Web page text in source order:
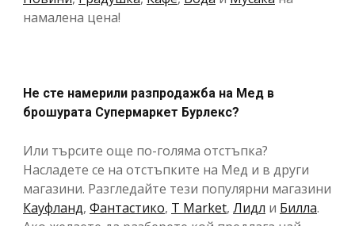
намалена цена!
Не сте намерили разпродажба на Мед в
брошурата Супермаркет Бурлекс?
Или търсите още по-голяма отстъпка?
Насладете се на отстъпките на Мед и в други
магазини. Разгледайте тези популярни магазини
Кауфланд, Фантастико, T Market, Лидл и Билла.